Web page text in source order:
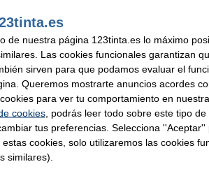
ambiente informal y profesional. Olvídate de ir de
guardes tus deportivas nuevas para estrenarlas el
y ya hemos conseguido ¡
! Contamos
del año de Actualidad Económica.
de nuestra página 123tinta.es lo máximo
Las cookies funcionales garantizan
sirven para que podamos evaluar el
Queremos mostrarte anuncios acordes
para ver tu comportamiento en
cookies, podrás leer todo sobre este tipo de
tus preferencias. Selecciona ''Aceptar''
cookies, solo utilizaremos las cookies
similares).